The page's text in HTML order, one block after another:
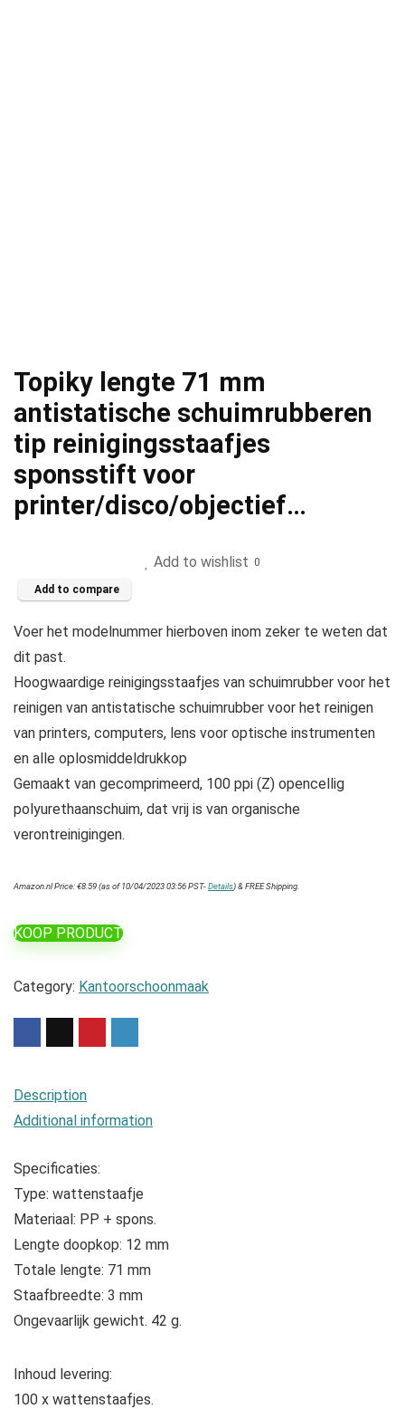
Topiky lengte 71 mm
antistatische schuimrubberen
tip reinigingsstaafjes
sponsstift voor
printer/disco/objectief…
Add to wishlist 0
Add to compare
Voer het modelnummer hierboven inom zeker te weten dat
dit past.
Hoogwaardige reinigingsstaafjes van schuimrubber voor het
reinigen van antistatische schuimrubber voor het reinigen
van printers, computers, lens voor optische instrumenten
en alle oplosmiddeldrukkop
Gemaakt van gecomprimeerd, 100 ppi (Z) opencellig
polyurethaanschuim, dat vrij is van organische
verontreinigingen.
Amazon.nl Price:€8.59(as of 10/04/2023 03:56 PST-Details)&FREE Shipping
KOOP PRODUCT
Category: Kantoorschoonmaak
Description
Additional information
Specificaties:
Type: wattenstaafje
Materiaal: PP + spons.
Lengte doopkop: 12 mm
Totale lengte: 71 mm
Staafbreedte: 3 mm
Ongevaarlijk gewicht. 42 g.
Inhoud levering:
100 x wattenstaafjes.